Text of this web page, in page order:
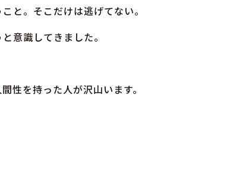
と。そこだけは逃げてない。
意識してきました。
性を持った人が沢山います。